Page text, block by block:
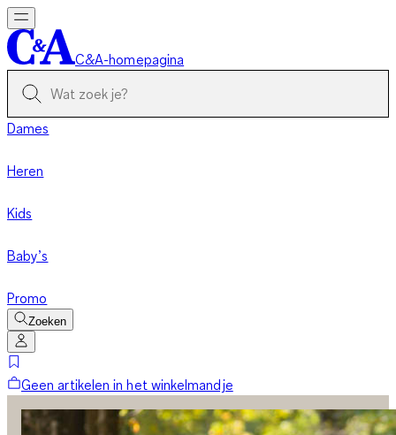
C&A-homepagina
Dames
Heren
Kids
Baby’s
Promo
Zoeken
Geen artikelen in het winkelmandje